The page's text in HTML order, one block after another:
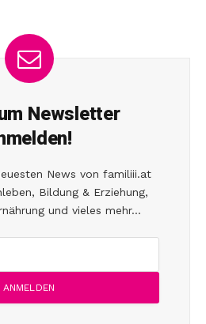
Newsletter
News von familiii.at
Bildung & Erziehung,
und vieles mehr...